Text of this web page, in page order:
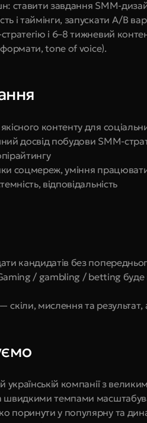
ставити завдання SMM-
і таймінги, запускати A/B
і 6–8 тижневий
tone of voice).
контенту для
досвід побудови SMM-
соцмереж, уміння
відповідальність
кандидатів без
/ gambling / betting
скіли, мислення та
українській компанії з
швидкими темпами
поринути у популярну та